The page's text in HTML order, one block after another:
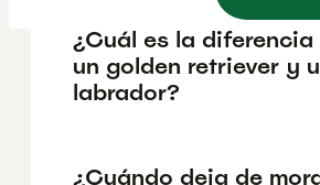
¿Cuál es la diferencia
un golden retriever y
labrador?
¿Cuándo deja de